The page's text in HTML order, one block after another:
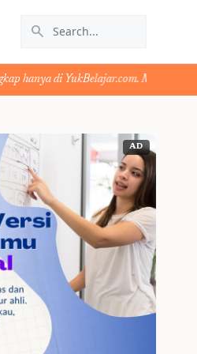
search
Mulai langkah
AD